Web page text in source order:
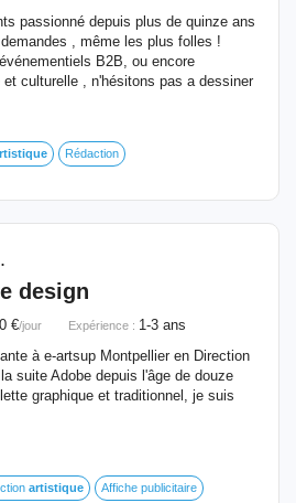
passionné depuis plus de quinze ans
, même les plus folles !
B2B, ou encore
culturelle , n'hésitons pas a dessiner
Rédaction
design
€/jour Expérience : 1-3 ans
à e-artsup Montpellier en Direction
suite Adobe depuis l'âge de douze
graphique et traditionnel, je suis
artistique Affiche publicitaire